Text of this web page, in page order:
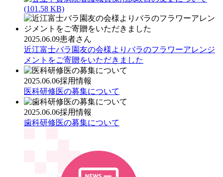
(101.58 KB)
2025.06.09患者さん
近江富士バラ園友の会様よりバラのフラワーアレンジ
メントをご寄贈をいただきました
2025.06.06採用情報
医科研修医の募集について
2025.06.06採用情報
歯科研修医の募集について